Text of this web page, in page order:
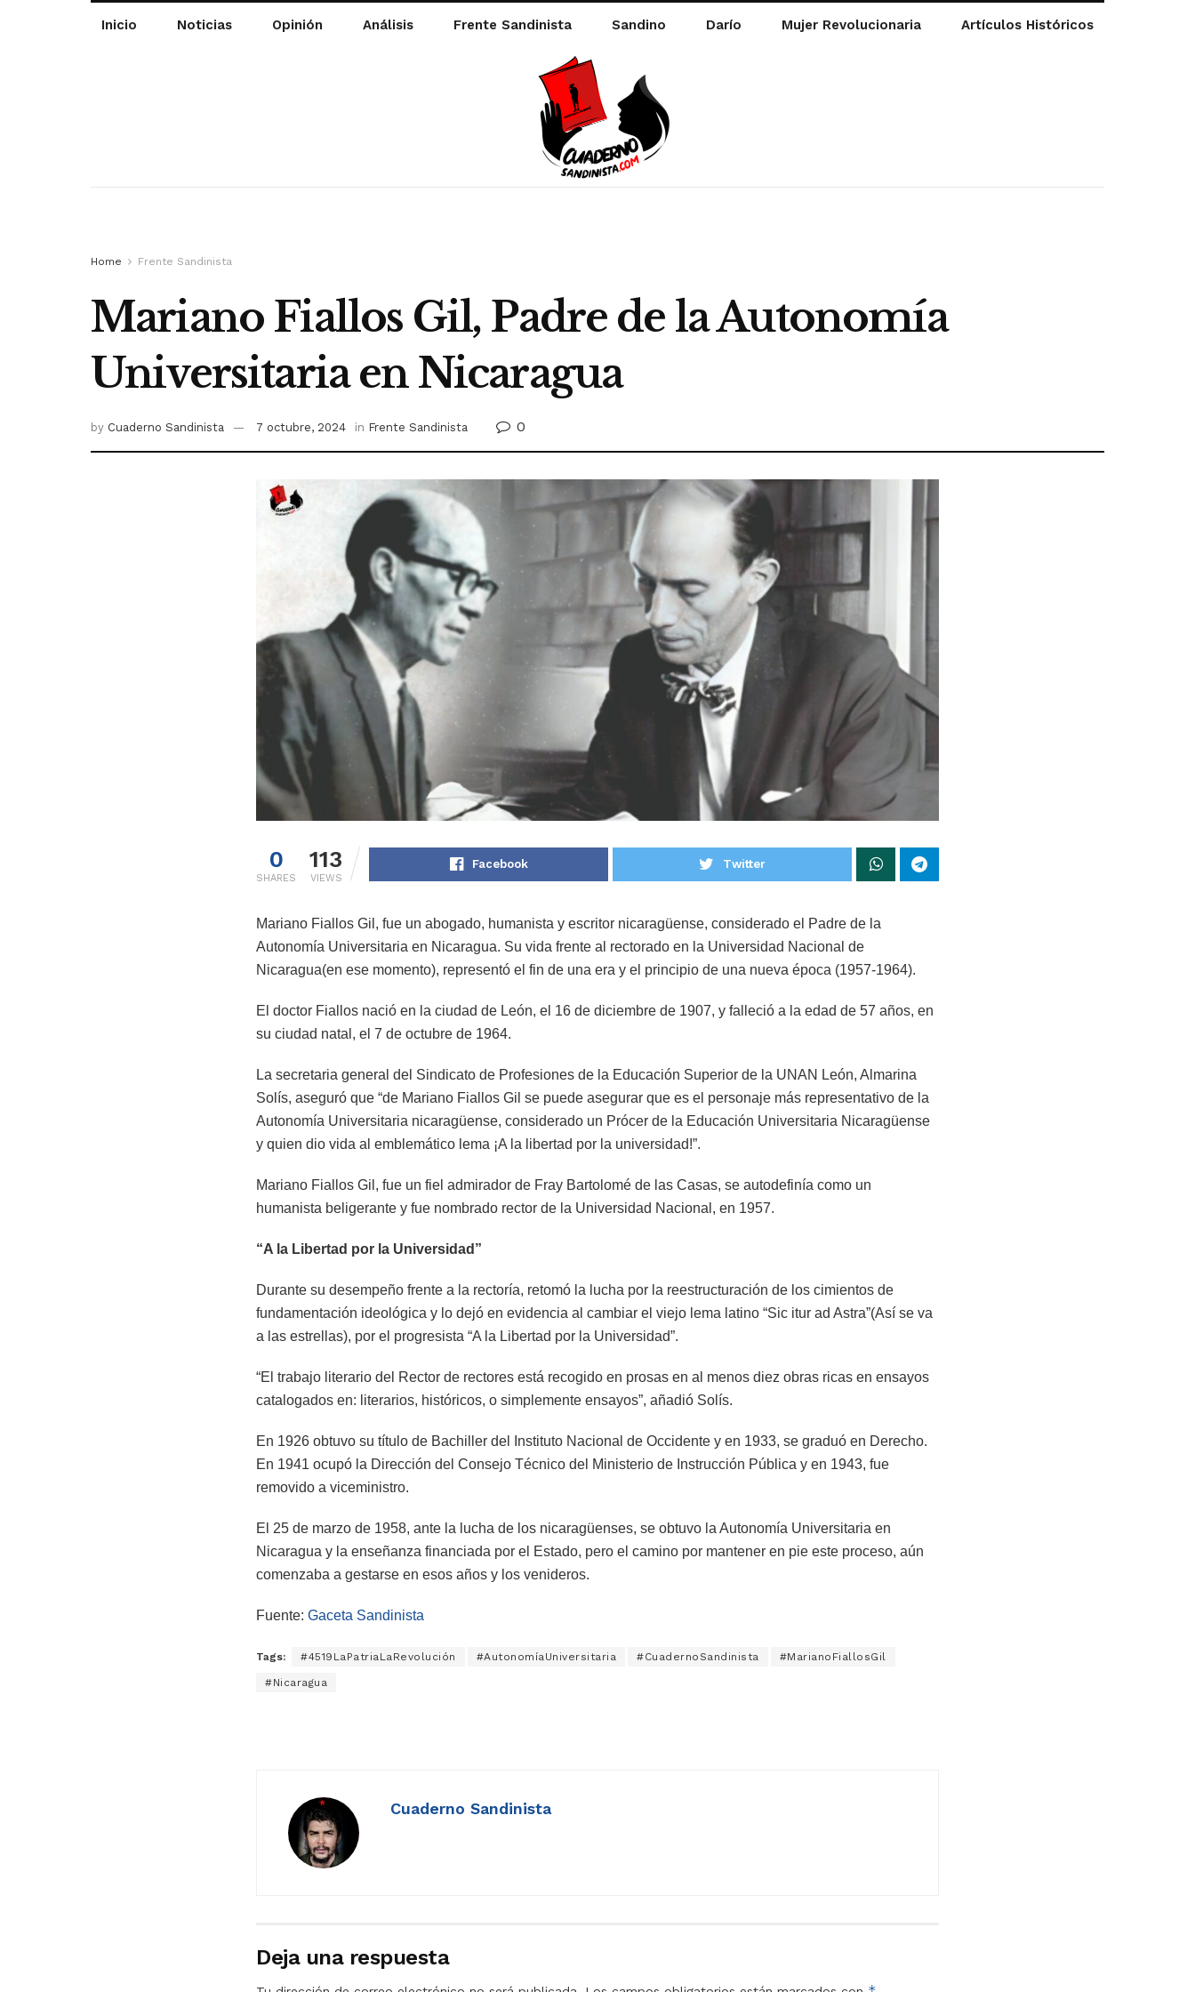
Inicio Noticias Opinión Análisis Frente Sandinista Sandino Darío Mujer Revolucionaria Artículos Históricos
Home Frente Sandinista
Mariano Fiallos Gil, Padre de la Autonomía
Universitaria en Nicaragua
by Cuaderno Sandinista 7 octubre, 2024 in Frente Sandinista 0
0
SHARES
113
VIEWS
Facebook Twitter
Mariano Fiallos Gil, fue un abogado, humanista y escritor nicaragüense, considerado el Padre de la
Autonomía Universitaria en Nicaragua. Su vida frente al rectorado en la Universidad Nacional de
Nicaragua(en ese momento), representó el fin de una era y el principio de una nueva época (1957-1964).
El doctor Fiallos nació en la ciudad de León, el 16 de diciembre de 1907, y falleció a la edad de 57 años, en
su ciudad natal, el 7 de octubre de 1964.
La secretaria general del Sindicato de Profesiones de la Educación Superior de la UNAN León, Almarina
Solís, aseguró que “de Mariano Fiallos Gil se puede asegurar que es el personaje más representativo de la
Autonomía Universitaria nicaragüense, considerado un Prócer de la Educación Universitaria Nicaragüense
y quien dio vida al emblemático lema ¡A la libertad por la universidad!”.
Mariano Fiallos Gil, fue un fiel admirador de Fray Bartolomé de las Casas, se autodefinía como un
humanista beligerante y fue nombrado rector de la Universidad Nacional, en 1957.
“A la Libertad por la Universidad”
Durante su desempeño frente a la rectoría, retomó la lucha por la reestructuración de los cimientos de
fundamentación ideológica y lo dejó en evidencia al cambiar el viejo lema latino “Sic itur ad Astra”(Así se va
a las estrellas), por el progresista “A la Libertad por la Universidad”.
“El trabajo literario del Rector de rectores está recogido en prosas en al menos diez obras ricas en ensayos
catalogados en: literarios, históricos, o simplemente ensayos”, añadió Solís.
En 1926 obtuvo su título de Bachiller del Instituto Nacional de Occidente y en 1933, se graduó en Derecho.
En 1941 ocupó la Dirección del Consejo Técnico del Ministerio de Instrucción Pública y en 1943, fue
removido a viceministro.
El 25 de marzo de 1958, ante la lucha de los nicaragüenses, se obtuvo la Autonomía Universitaria en
Nicaragua y la enseñanza financiada por el Estado, pero el camino por mantener en pie este proceso, aún
comenzaba a gestarse en esos años y los venideros.
Fuente: Gaceta Sandinista
Tags: #4519LaPatriaLaRevolución #AutonomíaUniversitaria #CuadernoSandinista #MarianoFiallosGil
#Nicaragua
Cuaderno Sandinista
Deja una respuesta